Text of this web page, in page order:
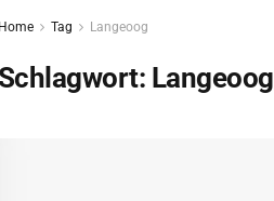
Home Tag Langeoog
Schlagwort: Langeoog